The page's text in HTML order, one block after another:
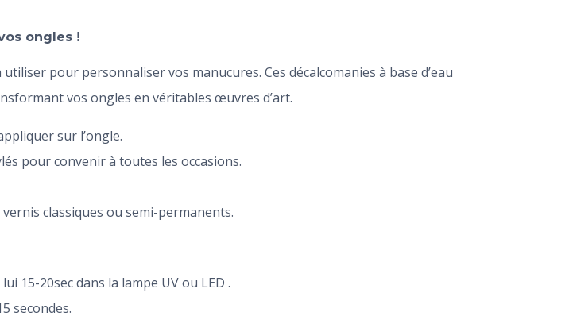
ongles !
pour personnaliser vos manucures. Ces décalcomanies à base d’eau
vos ongles en véritables œuvres d’art.
sur l’ongle.
pour convenir à toutes les occasions.
classiques ou semi-permanents.
15-20sec dans la lampe UV ou LED .
secondes.